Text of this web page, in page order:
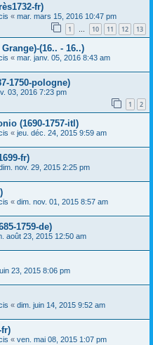
fr)
« mar. mars 15, 2016 10:47 pm
1 … 10 11 12 13
(16.. - 16..)
« mar. janv. 05, 2016 8:43 am
1750-pologne)
03, 2016 7:23 pm
1 2
(1690-1757-itl)
« jeu. déc. 24, 2015 9:59 am
fr)
nov. 29, 2015 2:25 pm
« dim. nov. 01, 2015 8:57 am
1759-de)
août 23, 2015 12:50 am
23, 2015 8:06 pm
« dim. juin 14, 2015 9:52 am
fr)
« ven. mai 08, 2015 1:07 pm